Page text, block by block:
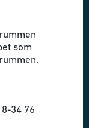
som
34 76